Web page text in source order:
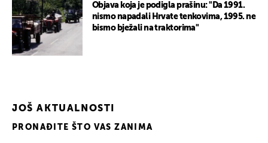
Objava koja je podigla prašinu: "Da 1991.
nismo napadali Hrvate tenkovima, 1995. ne
bismo bježali na traktorima"
JOŠ AKTUALNOSTI
PRONAĐITE ŠTO VAS ZANIMA